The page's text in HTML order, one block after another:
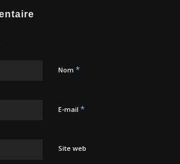
Nom *
E-mail *
Site web